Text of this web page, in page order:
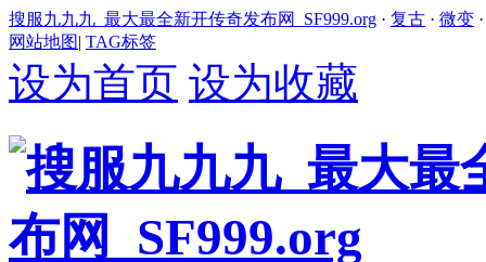
搜服九九九_最大最全新开传奇发布网_SF999.org · 复古 · 微变
网站地图| TAG标签
设为首页 设为收藏